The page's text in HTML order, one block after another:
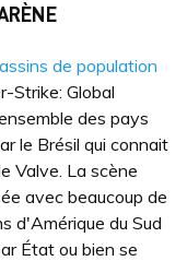
de population
Strike: Global
des pays
le Brésil qui connait
Valve. La scène
avec beaucoup de
d'Amérique du Sud
État ou bien se